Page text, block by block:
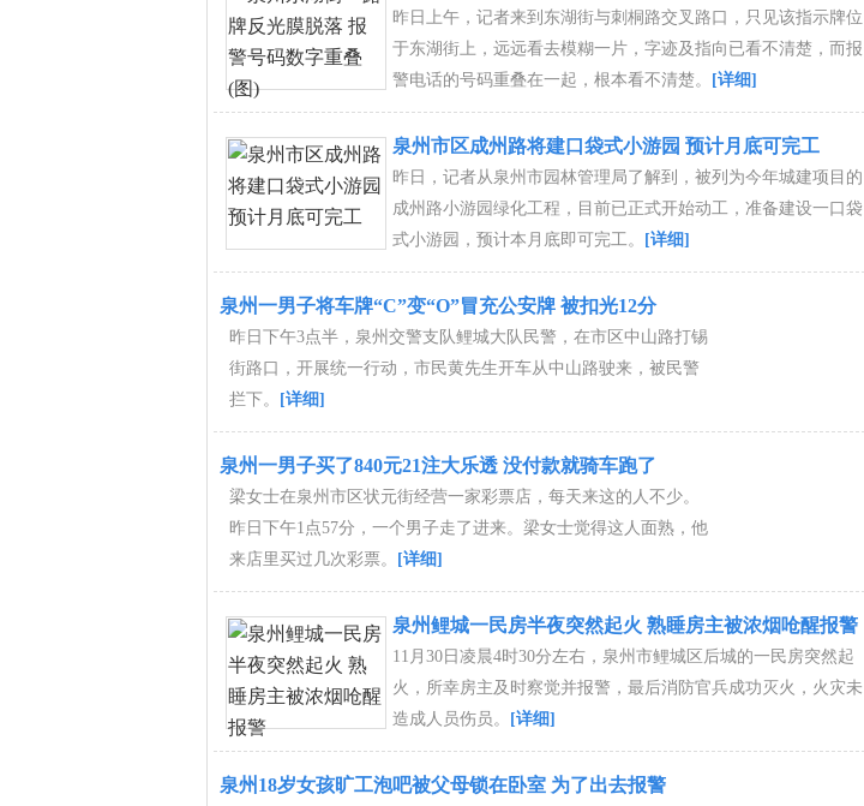
昨日上午，记者来到东湖街与刺桐路交叉路口，只见该指示牌位
于东湖街上，远远看去模糊一片，字迹及指向已看不清楚，而报
警电话的号码重叠在一起，根本看不清楚。
[详细]
泉州市区成州路将建口袋式小游园 预计月底可完工
昨日，记者从泉州市园林管理局了解到，被列为今年城建项目的
成州路小游园绿化工程，目前已正式开始动工，准备建设一口袋
式小游园，预计本月底即可完工。
[详细]
泉州一男子将车牌“C”变“O”冒充公安牌 被扣光12分
昨日下午3点半，泉州交警支队鲤城大队民警，在市区中山路打锡
街路口，开展统一行动，市民黄先生开车从中山路驶来，被民警
拦下。
[详细]
泉州一男子买了840元21注大乐透 没付款就骑车跑了
梁女士在泉州市区状元街经营一家彩票店，每天来这的人不少。
昨日下午1点57分，一个男子走了进来。梁女士觉得这人面熟，他
来店里买过几次彩票。
[详细]
泉州鲤城一民房半夜突然起火 熟睡房主被浓烟呛醒报警
11月30日凌晨4时30分左右，泉州市鲤城区后城的一民房突然起
火，所幸房主及时察觉并报警，最后消防官兵成功灭火，火灾未
造成人员伤员。
[详细]
泉州18岁女孩旷工泡吧被父母锁在卧室 为了出去报警